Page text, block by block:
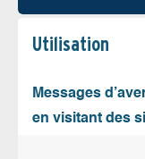
Utilisation
Messages
en visitant des